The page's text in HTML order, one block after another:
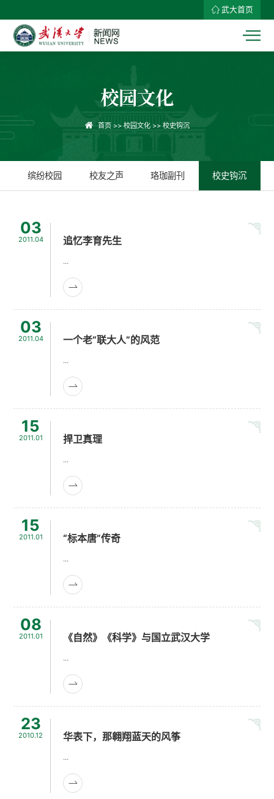
武大首页
校园文化
首页>> 校园文化>> 校史钩沉
缤纷校园 校友之声 珞珈副刊 校史钩沉
03
2011.04 追忆李育先生
...
03
2011.04 一个老“联大人”的风范
...
15
2011.01 捍卫真理
...
15
2011.01 “标本唐”传奇
...
08
2011.01 《自然》《科学》与国立武汉大学
...
23
2010.12 华表下，那翱翔蓝天的风筝
...